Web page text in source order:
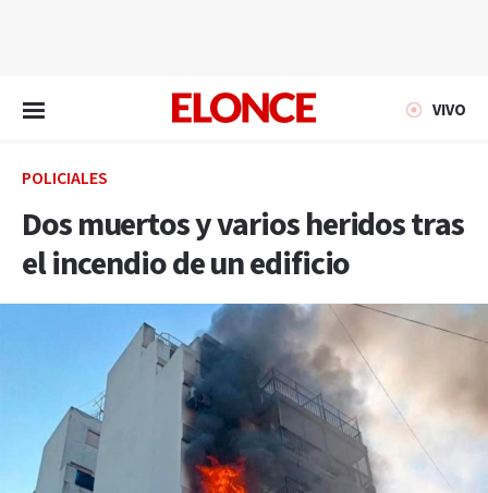
VIVO
POLICIALES
Dos muertos y varios heridos tras
el incendio de un edificio